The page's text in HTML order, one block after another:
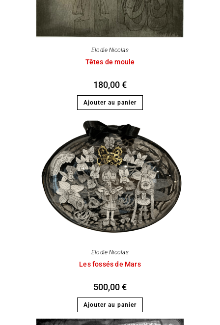
Elodie Nicolas
Têtes de moule
180,00€
Ajouter au panier
Elodie Nicolas
Les fossés de Mars
500,00€
Ajouter au panier